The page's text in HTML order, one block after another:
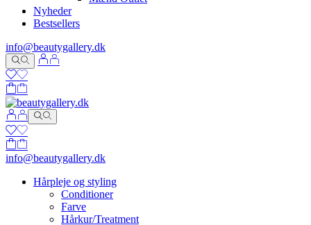
Nyheder
Bestsellers
info@beautygallery.dk
info@beautygallery.dk
Hårpleje og styling
Conditioner
Farve
Hårkur/Treatment